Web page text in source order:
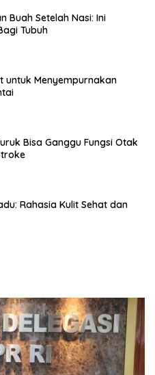
Buah Setelah Nasi: Ini
Tubuh
untuk Menyempurnakan
Bisa Ganggu Fungsi Otak
Rahasia Kulit Sehat dan